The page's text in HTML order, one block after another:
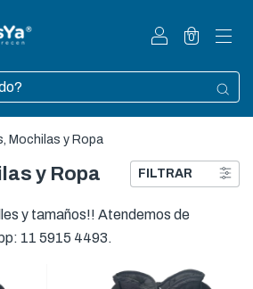
0
Mochilas y Ropa
y Ropa FILTRAR
y tamaños!! Atendemos de
11 5915 4493.